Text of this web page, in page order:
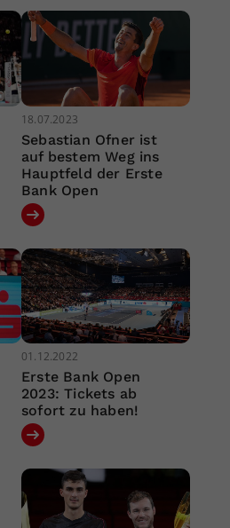
18.07.2023
Sebastian Ofner ist
auf bestem Weg ins
Hauptfeld der Erste
Bank Open
01.12.2022
Erste Bank Open
2023: Tickets ab
sofort zu haben!